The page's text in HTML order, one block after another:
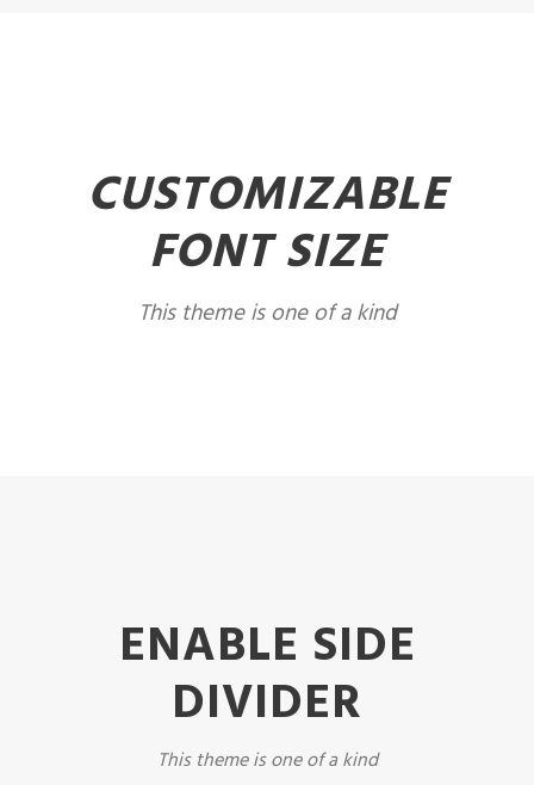
CUSTOMIZABLE
FONT SIZE
This theme is one of a kind
ENABLE SIDE
DIVIDER
This theme is one of a kind